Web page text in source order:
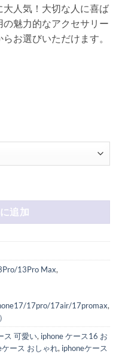
人気！大切な人に喜ば
魅力的なアクセサリー
お選びいただけます。
追加
13Pro Max,
17pro/17air/17promax,
ス 可愛い, iphone ケース16 お
ケース おしゃれ, iphoneケース